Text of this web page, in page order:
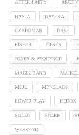
AFTER PARTY
BASTA BAYERA
CZADOMAN DAVE
FISHER GESEK
JOKER & SEQUENCE
MAGIK BAND MAJKEL
MEJK MENELAOS
POWER PLAY REDOX
SOLEO SOLER
WEEKEND